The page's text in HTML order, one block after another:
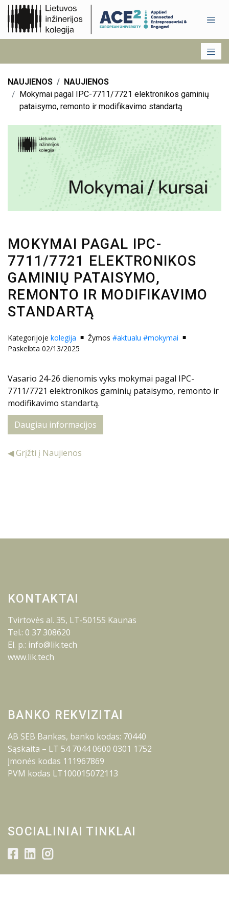
NAUJIENOS
NAUJIENOS
Mokymai pagal IPC-7711/7721 elektronikos gaminių
pataisymo, remonto ir modifikavimo standartą
MOKYMAI PAGAL IPC-
7711/7721 ELEKTRONIKOS
GAMINIŲ PATAISYMO,
REMONTO IR MODIFIKAVIMO
STANDARTĄ
Kategorijoje kolegija Žymos #aktualu #mokymai
Paskelbta 02/13/2025
Vasario 24-26 dienomis vyks mokymai pagal IPC-
7711/7721 elektronikos gaminių pataisymo, remonto ir
modifikavimo standartą.
Daugiau informacijos
◀ Grįžti į Naujienos
KONTAKTAI
Tvirtovės al. 35, LT-50155 Kaunas
Tel.: 0 37 308620
El. p.: info@lik.tech
www.lik.tech
BANKO REKVIZITAI
AB SEB Bankas, banko kodas: 70440
Sąskaita – LT 54 7044 0600 0301 1752
Įmonės kodas 111967869
PVM kodas LT100015072113
SOCIALINIAI TINKLAI